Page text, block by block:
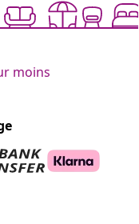
moins